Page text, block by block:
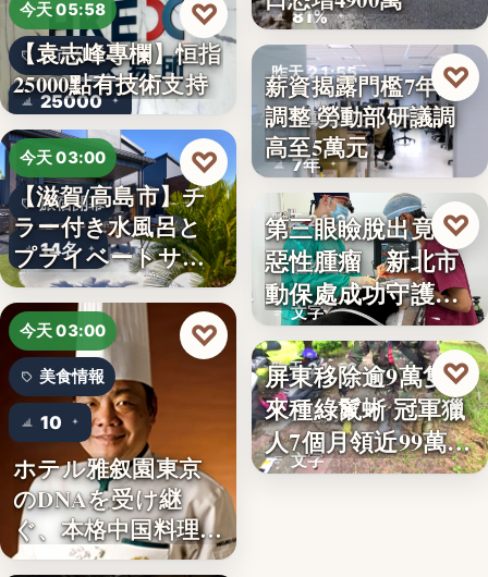
今天 05:58
股市分析
25000
【袁志峰專欄】恒指
25000點有技術支持
♡
今天 03:00
旅宿開幕
14名
【滋賀/高島市】チ
ラー付き水風呂と
プライベートサウ
ナを楽…
♡
今天 03:00
美食情報
10
ホテル雅叙園東京
のDNAを受け継
ぐ、本格中国料理店
「万福…
♡
81%
昨天 21:55
勞動政策
7年
薪資揭露門檻7年未
調整 勞動部研議調
高至5萬元
♡
昨天 21:26
寵物醫療
文字
第三眼瞼脫出竟藏
惡性腫瘤 新北市
動保處成功守護校
園犬
♡
昨天 21:16
生態防治
文字
屏東移除逾9萬隻外
來種綠鬣蜥 冠軍獵
人7個月領近99萬
獎…
♡